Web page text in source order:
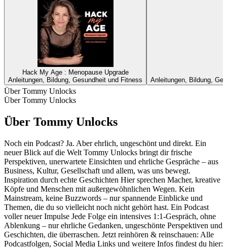
Hack My Age : Menopause Upgrade
Anleitungen, Bildung, Gesundheit und Fitness
Anleitungen, Bildung,
Über Tommy Unlocks
Über Tommy Unlocks
Über Tommy Unlocks
Noch ein Podcast? Ja. Aber ehrlich, ungeschönt und direkt. Ein
neuer Blick auf die Welt Tommy Unlocks bringt dir frische
Perspektiven, unerwartete Einsichten und ehrliche Gespräche – aus
Business, Kultur, Gesellschaft und allem, was uns bewegt.
Inspiration durch echte Geschichten Hier sprechen Macher, kreative
Köpfe und Menschen mit außergewöhnlichen Wegen. Kein
Mainstream, keine Buzzwords – nur spannende Einblicke und
Themen, die du so vielleicht noch nicht gehört hast. Ein Podcast
voller neuer Impulse Jede Folge ein intensives 1:1-Gespräch, ohne
Ablenkung – nur ehrliche Gedanken, ungeschönte Perspektiven und
Geschichten, die überraschen. Jetzt reinhören & reinschauen: Alle
Podcastfolgen, Social Media Links und weitere Infos findest du hier: